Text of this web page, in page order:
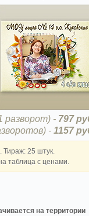
разворот) - 797
- 1157
Тираж: 25 штук.
таблица с ценами.
на территории